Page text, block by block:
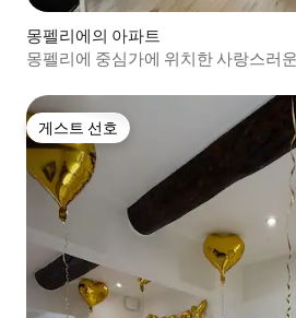
몽펠리에의 아파트
몽펠리에 중심가에 위치한 사랑스러
게스트 선호
게스트 선호